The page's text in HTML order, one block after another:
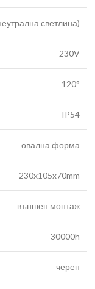
светлина)
230V
120°
IP54
овална форма
230x105x70mm
външен монтаж
30000h
черен